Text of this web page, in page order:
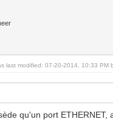
last modified: 07-20-2014, 10:33 PM
qu'un port